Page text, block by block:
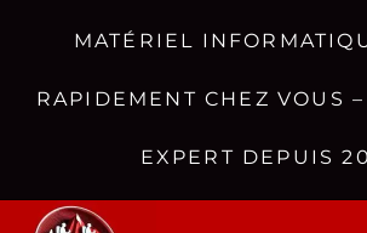
MATÉRIEL
RAPIDEMENT CHEZ VOUS
EXPERT DEPUIS